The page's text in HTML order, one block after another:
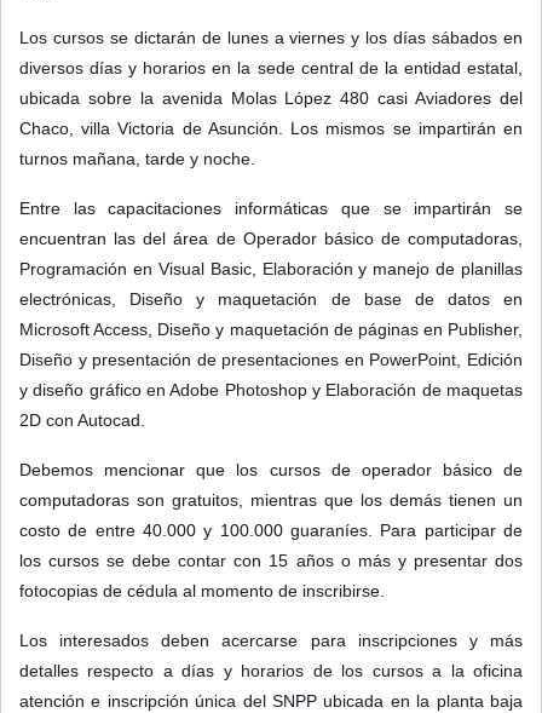
Los cursos se dictarán de lunes a viernes y los días sábados en
diversos días y horarios en la sede central de la entidad estatal,
ubicada sobre la avenida Molas López 480 casi Aviadores del
Chaco, villa Victoria de Asunción. Los mismos se impartirán en
turnos mañana, tarde y noche.
Entre las capacitaciones informáticas que se impartirán se
encuentran las del área de Operador básico de computadoras,
Programación en Visual Basic, Elaboración y manejo de planillas
electrónicas, Diseño y maquetación de base de datos en
Microsoft Access, Diseño y maquetación de páginas en Publisher,
Diseño y presentación de presentaciones en PowerPoint, Edición
y diseño gráfico en Adobe Photoshop y Elaboración de maquetas
2D con Autocad.
Debemos mencionar que los cursos de operador básico de
computadoras son gratuitos, mientras que los demás tienen un
costo de entre 40.000 y 100.000 guaraníes. Para participar de
los cursos se debe contar con 15 años o más y presentar dos
fotocopias de cédula al momento de inscribirse.
Los interesados deben acercarse para inscripciones y más
detalles respecto a días y horarios de los cursos a la oficina
atención e inscripción única del SNPP ubicada en la planta baja